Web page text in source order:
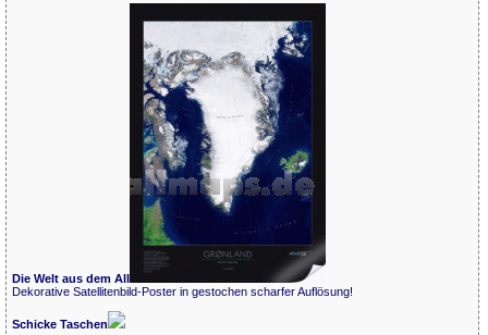
Die Welt aus dem All
Dekorative Satellitenbild-Poster in gestochen scharfer Auflösung!
Schicke Taschen